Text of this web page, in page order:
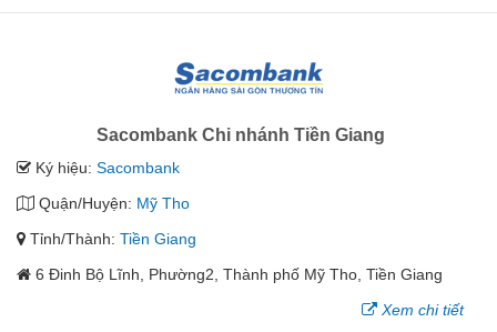
Sacombank Chi nhánh Tiền Giang
Ký hiệu: Sacombank
Quận/Huyện: Mỹ Tho
Tỉnh/Thành: Tiền Giang
6 Đinh Bộ Lĩnh, Phường2, Thành phố Mỹ Tho, Tiền Giang
Xem chi tiết